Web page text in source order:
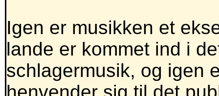
Igen er musikken et
lande er kommet ind i
schlagermusik, og igen
henvender sig til det